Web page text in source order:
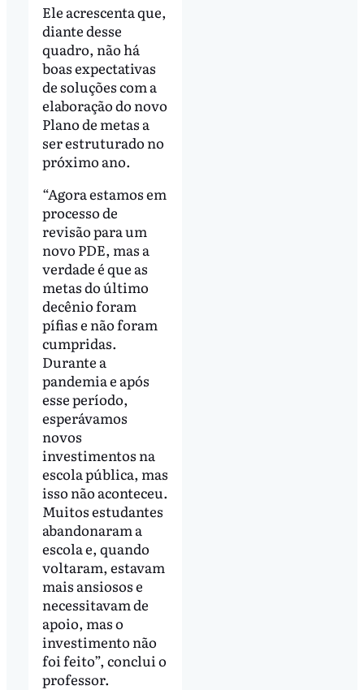
Ele acrescenta que,
diante desse
quadro, não há
boas expectativas
de soluções com a
elaboração do novo
Plano de metas a
ser estruturado no
próximo ano.
“Agora estamos em
processo de
revisão para um
novo PDE, mas a
verdade é que as
metas do último
decênio foram
pífias e não foram
cumpridas.
Durante a
pandemia e após
esse período,
esperávamos
novos
investimentos na
escola pública, mas
isso não aconteceu.
Muitos estudantes
abandonaram a
escola e, quando
voltaram, estavam
mais ansiosos e
necessitavam de
apoio, mas o
investimento não
foi feito”, conclui o
professor.